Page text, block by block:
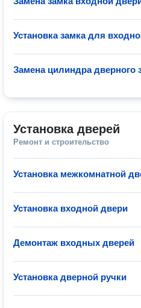
Установка замка для
Замена цилиндра дверного
Установка дверей
Ремонт и строительство
Установка межкомнатной
Установка входной двери
Демонтаж входных дверей
Установка дверной ручки